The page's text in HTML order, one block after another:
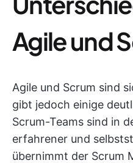
Agile und
Agile und Scrum sind
gibt jedoch einige
Scrum-Teams sind in
erfahrener und
übernimmt der Scrum